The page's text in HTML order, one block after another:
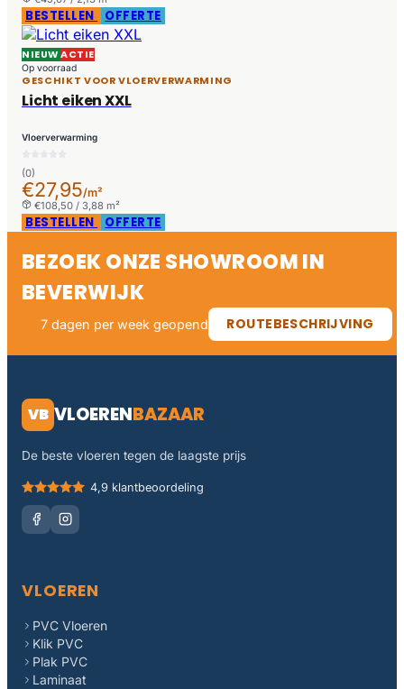
BESTELLEN OFFERTE
NIEUWACTIE
Op voorraad
GESCHIKT VOOR VLOERVERWARMING
Licht eiken XXL
Vloerverwarming
(0)
€27,95/m²
€108,50 / 3,88 m²
BESTELLEN OFFERTE
BEZOEK ONZE SHOWROOM IN
BEVERWIJK
7 dagen per week geopend ROUTEBESCHRIJVING
VB VLOERENBAZAAR
De beste vloeren tegen de laagste prijs
4,9 klantbeoordeling
VLOEREN
PVC Vloeren
Klik PVC
Plak PVC
Laminaat